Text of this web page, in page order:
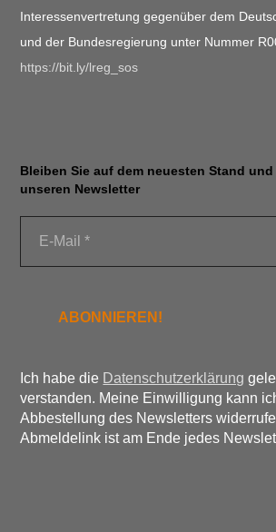
Interessenvertretung gegenüber dem
und der Bundesregierung unter Nummer
https://bit.ly/lreg_sos
Bleiben Sie auf dem neuesten Stand
unseren Newsletter
Ich habe die Datenschutzerklärung
verstanden. Meine Einwilligung kann
Abbestellung des Newsletters
Abmeldelink ist am Ende jedes